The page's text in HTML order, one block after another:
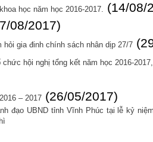
học năm học 2016-2017. (14/08/
08/2017)
gia đinh chính sách nhân dịp 27/7
hội nghị tổng kết năm học 2016-
– 2017 (26/05/2017)
đạo UBND tỉnh Vĩnh Phúc tại lễ kỷ